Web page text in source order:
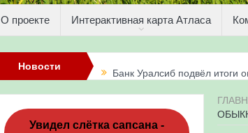
О проекте Интерактивная карта Атласа
Новости
Итоги акции «Соловьиные
Три птенца сапсанов
Увидел слётка сапсана -